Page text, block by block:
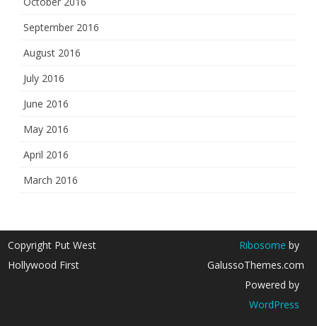
September 2016
August 2016
July 2016
June 2016
May 2016
April 2016
March 2016
Copyright Put West
Hollywood First
Ribosome by
GalussoThemes.com
Powered by
WordPress